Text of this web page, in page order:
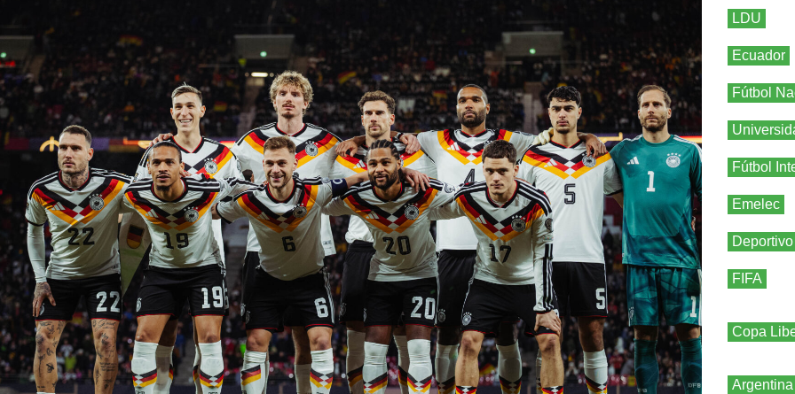
LDU
Ecuador
Fútbol
Fútbol
Emelec
FIFA
Copa
Argentina